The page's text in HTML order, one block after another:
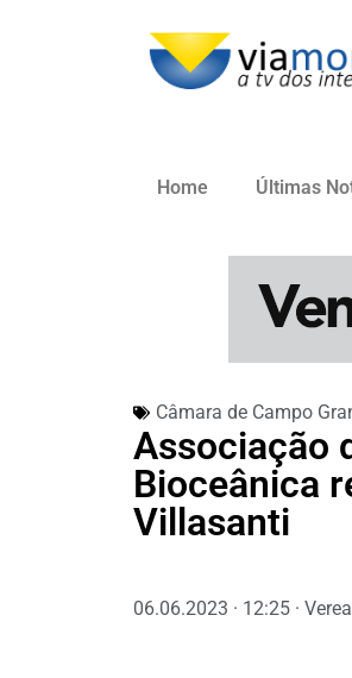
Home Últimas
Câmara de Campo
Associação
Bioceânica
Villasanti
06.06.2023 · 12:25 ·